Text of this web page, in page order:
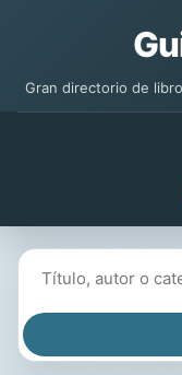
Gran directorio de